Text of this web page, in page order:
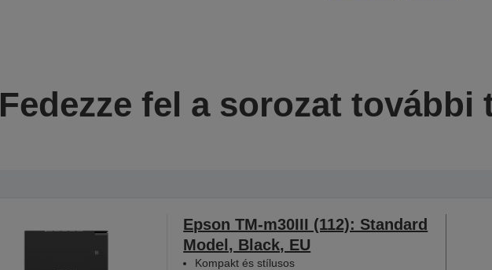
Fedezze fel a sorozat további
Epson TM-m30III (112): Standard
Model, Black, EU
Kompakt és stílusos